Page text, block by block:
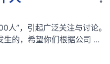
人”，引起广泛关注与讨论。
的，希望你们根据公司 ...